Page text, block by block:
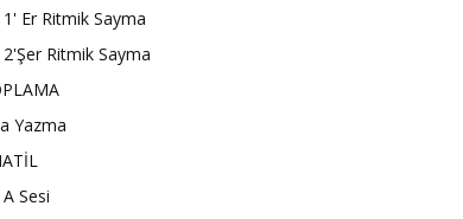
1' Er Ritmik Sayma
2'Şer Ritmik Sayma
Yazma
A Sesi